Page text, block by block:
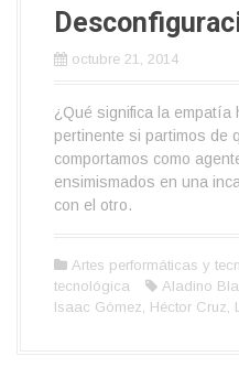
octubre 21, 2014
¿Qué significa la
pertinente si partimos de
comportamos como
ensimismados en una
con el otro.
Artes performáticas y
tecnológica
Aladino
Isaac Gómez Héctor Cruz